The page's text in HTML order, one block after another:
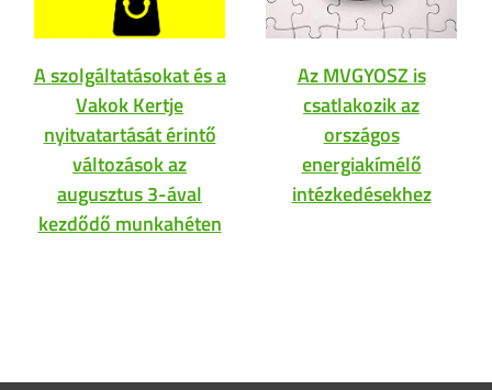
A szolgáltatásokat és a
Vakok Kertje
nyitvatartását érintő
változások az
augusztus 3-ával
kezdődő munkahéten
Az MVGYOSZ is
csatlakozik az
országos
energiakímélő
intézkedésekhez